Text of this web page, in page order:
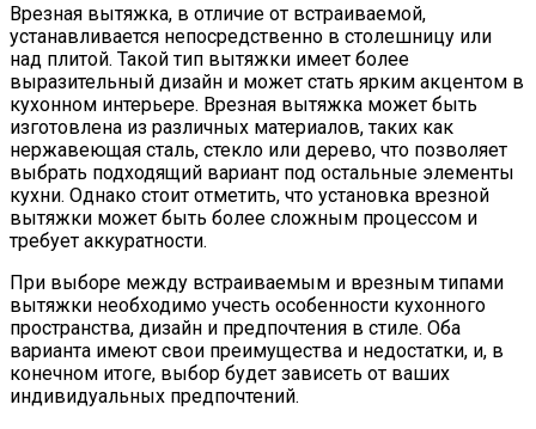
Врезная вытяжка, в отличие от встраиваемой,
устанавливается непосредственно в столешницу или
над плитой. Такой тип вытяжки имеет более
выразительный дизайн и может стать ярким акцентом в
кухонном интерьере. Врезная вытяжка может быть
изготовлена из различных материалов, таких как
нержавеющая сталь, стекло или дерево, что позволяет
выбрать подходящий вариант под остальные элементы
кухни. Однако стоит отметить, что установка врезной
вытяжки может быть более сложным процессом и
требует аккуратности.
При выборе между встраиваемым и врезным типами
вытяжки необходимо учесть особенности кухонного
пространства, дизайн и предпочтения в стиле. Оба
варианта имеют свои преимущества и недостатки, и, в
конечном итоге, выбор будет зависеть от ваших
индивидуальных предпочтений.